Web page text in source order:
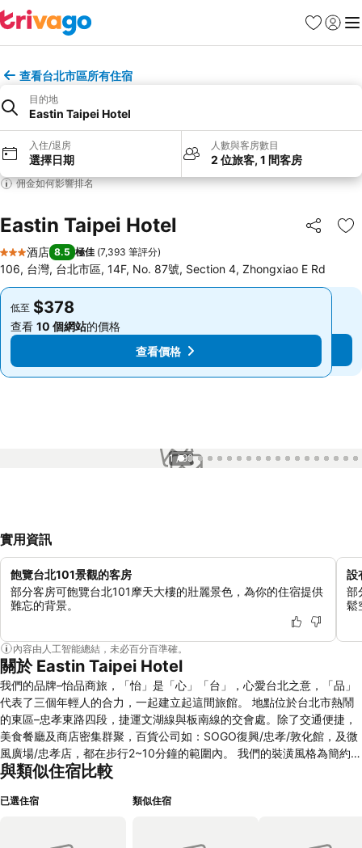
收藏夾
登入 選
查看台北市區所有住宿
目的地
Eastin Taipei Hotel
入住/退房
選擇日期
人數與客房數目
2 位旅客, 1 間客房
佣金如何影響排名
Eastin Taipei Hotel 分享
放
3 星級
酒店 8.5 極佳 (7,393 筆評分)
106, 台灣, 台北市區, 14F, No. 87號, Section 4, Zhongxiao E Rd
低至 $378
查看 10 個網站的價格
查看價格
低至 $378
查看 10 個網站的價格
查看價格
1 / 99
實用資訊
飽覽台北101景觀的客房
部分客房可飽覽台北101摩天大樓的壯麗景色，為你的住宿提供
難忘的背景。
設
部
鬆
內容由人工智能總結，未必百分百準確。
關於 Eastin Taipei Hotel
我們的品牌–怡品商旅，「怡」是「心」「台」，心愛台北之意，「品」
代表了三個年輕人的合力，一起建立起這間旅館。 地點位於台北市熱鬧
的東區–忠孝東路四段，捷運文湖線與板南線的交會處。除了交通便捷，
美食餐廳及商店密集群聚，百貨公司如：SOGO復興/忠孝/敦化館，及微
風廣場/忠孝店，都在步行2~10分鐘的範圍內。 我們的裝潢風格為簡約，
並融入台北都會的元素，如建築物及街頭景色，希望推廣台北的景點與美
丹梳洗用品等)。希望能為來台北短期參訪的商務旅客或自由行旅客，帶
與類似住宿比較
已選住宿 類似住宿